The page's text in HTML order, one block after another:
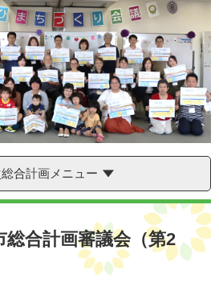
合計画メニュー
総合計画審議会（第2